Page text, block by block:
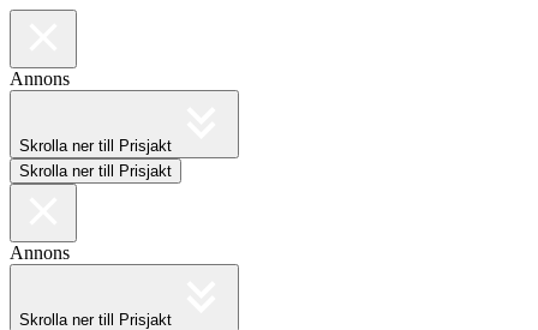
Annons
Skrolla ner till Prisjakt
Skrolla ner till Prisjakt
Annons
Skrolla ner till Prisjakt